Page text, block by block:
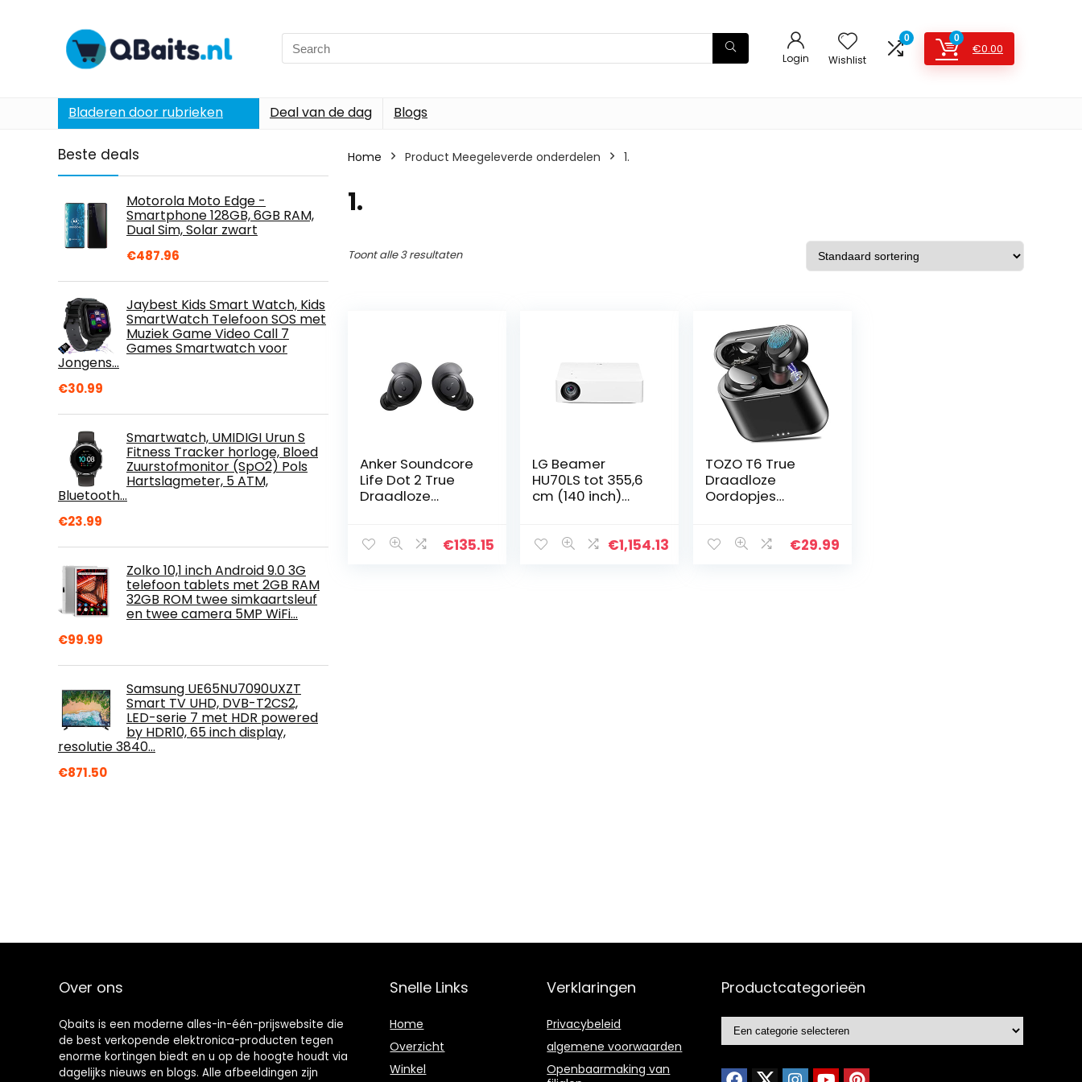
Search
for:
Login Wishlist
0 0
€0.00
Bladeren door rubrieken Deal van de dag Blogs
Beste deals
Motorola Moto Edge -
Smartphone 128GB, 6GB RAM,
Dual Sim, Solar zwart
€487.96
Jaybest Kids Smart Watch, Kids
SmartWatch Telefoon SOS met
Muziek Game Video Call 7
Games Smartwatch voor
Jongens…
€30.99
Smartwatch, UMIDIGI Urun S
Fitness Tracker horloge, Bloed
Zuurstofmonitor (SpO2) Pols
Hartslagmeter, 5 ATM,
Bluetooth…
€23.99
Zolko 10,1 inch Android 9.0 3G
telefoon tablets met 2GB RAM
32GB ROM twee simkaartsleuf
en twee camera 5MP WiFi…
€99.99
Samsung UE65NU7090UXZT
Smart TV UHD, DVB-T2CS2,
LED-serie 7 met HDR powered
by HDR10, 65 inch display,
resolutie 3840…
€871.50
Home Product Meegeleverde onderdelen 1.
1.
Toont alle 3 resultaten
Anker Soundcore
Life Dot 2 True
Draadloze
batterijduur, 8
€135.15
LG Beamer
HU70LS tot 355,6
cm (140 inch)
(1500 lumen,
€1,154.13
TOZO T6 True
Draadloze
Oordopjes
Touch Control
€29.99
Over ons
Qbaits is een moderne alles-in-één-prijswebsite die
de best verkopende elektronica-producten tegen
enorme kortingen biedt en u op de hoogte houdt via
dagelijks nieuws en blogs. Alle afbeeldingen zijn
Snelle Links
Home
Overzicht
Winkel
Verklaringen
Privacybeleid
algemene voorwaarden
Openbaarmaking van
Productcategorieën